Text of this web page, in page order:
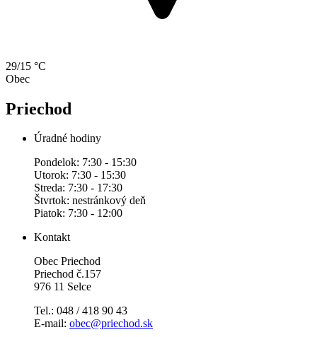
29/15 °C
Obec
Priechod
Úradné hodiny
Pondelok: 7:30 - 15:30
Utorok: 7:30 - 15:30
Streda: 7:30 - 17:30
Štvrtok: nestránkový deň
Piatok: 7:30 - 12:00
Kontakt
Obec Priechod
Priechod č.157
976 11 Selce
Tel.: 048 / 418 90 43
E-mail: obec@priechod.sk